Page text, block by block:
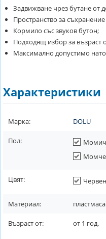
Задвижване чрез бутане от
Пространство за
Кормило със звуков бутон;
Подходящ избор за възраст
Максимално допустимо
Характеристики
Марка: DOLU
Пол:
Момче
Цвят: Червен
Материал: пластмаса
Възраст от: от 1 год.